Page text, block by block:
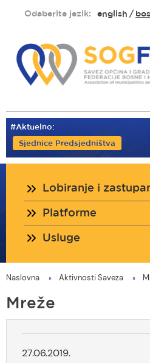
sadržaj
Odaberite jezik: english
#Aktuelno:
Sjednice Predsjedništva
Lobiranje i
Platforme
Usluge
You
are
here
Naslovna Aktivnosti Saveza
Mreže
27.06.2019.